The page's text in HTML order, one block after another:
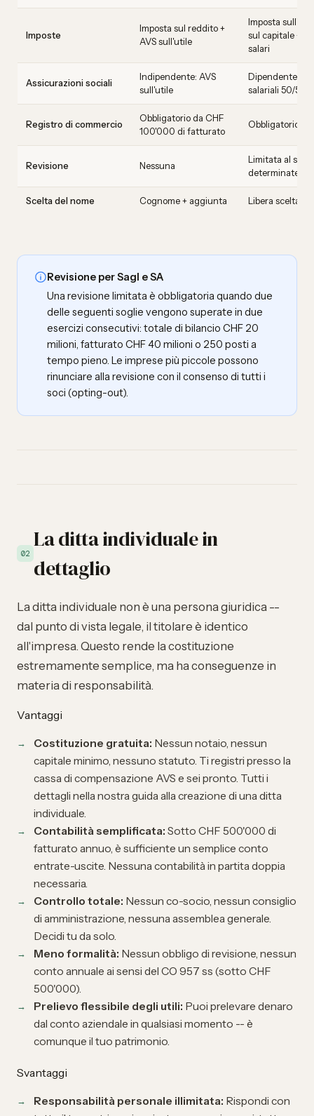
Imposte
Imposta sul reddito +
AVS sull'utile
Imposta
sul capitale +
salari
Assicurazioni sociali
Indipendente: AVS
sull'utile
Dipendente:
salariali 50/50
Registro di commercio
Obbligatorio da CHF
100'000 di fatturato
Obbligatorio
Revisione Nessuna
Limitata al
determinate
Scelta del nome Cognome + aggiunta Libera scelta +
Revisione per Sagl e SA
Una revisione limitata è obbligatoria quando due
delle seguenti soglie vengono superate in due
esercizi consecutivi: totale di bilancio CHF 20
milioni, fatturato CHF 40 milioni o 250 posti a
tempo pieno. Le imprese più piccole possono
rinunciare alla revisione con il consenso di tutti i
soci (opting-out).
02
La ditta individuale in
dettaglio
Laditta individuale non è una persona giuridica --
dal punto di vista legale, il titolare è identico
all'impresa. Questo rende la costituzione
estremamente semplice, ma ha conseguenze in
materia di responsabilità.
Vantaggi
Costituzione gratuita: Nessun notaio, nessun
capitale minimo, nessuno statuto. Ti registri presso la
cassa di compensazione AVS e sei pronto. Tutti i
dettagli nella nostra guida allacreazione di una ditta
individuale.
Contabilità semplificata: Sotto CHF 500'000 di
fatturato annuo, è sufficiente un semplice conto
entrate-uscite. Nessuna contabilità in partita doppia
necessaria.
Controllo totale: Nessun co-socio, nessun consiglio
di amministrazione, nessuna assemblea generale.
Decidi tu da solo.
Meno formalità: Nessun obbligo di revisione, nessun
conto annuale ai sensi del CO 957 ss (sotto CHF
500'000).
Prelievo flessibile degli utili: Puoi prelevare denaro
dal conto aziendale in qualsiasi momento -- è
comunque il tuo patrimonio.
Svantaggi
Responsabilità personale illimitata: Rispondi con